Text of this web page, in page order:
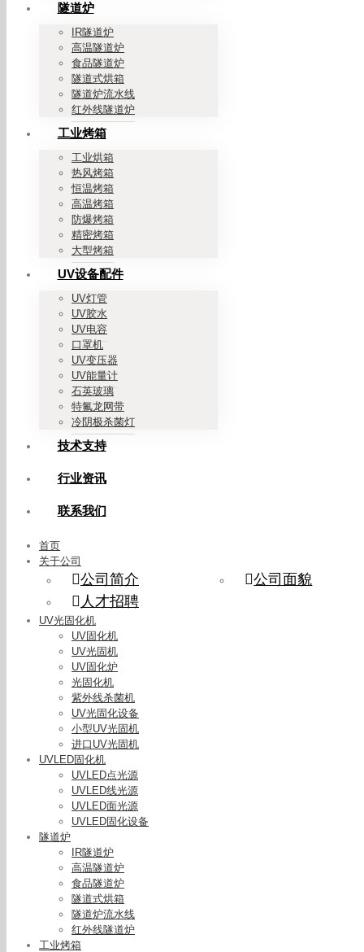
隧道炉
IR隧道炉
高温隧道炉
食品隧道炉
隧道式烘箱
隧道炉流水线
红外线隧道炉
工业烤箱
工业烘箱
热风烤箱
恒温烤箱
高温烤箱
防爆烤箱
精密烤箱
大型烤箱
UV设备配件
UV灯管
UV胶水
UV电容
口罩机
UV变压器
UV能量计
石英玻璃
特氟龙网带
冷阴极杀菌灯
技术支持
行业资讯
联系我们
首页
关于公司
公司简介
公司面貌
人才招聘
UV光固化机
UV固化机
UV光固机
UV固化炉
光固化机
紫外线杀菌机
UV光固化设备
小型UV光固机
进口UV光固机
UVLED固化机
UVLED点光源
UVLED线光源
UVLED面光源
UVLED固化设备
隧道炉
IR隧道炉
高温隧道炉
食品隧道炉
隧道式烘箱
隧道炉流水线
红外线隧道炉
工业烤箱